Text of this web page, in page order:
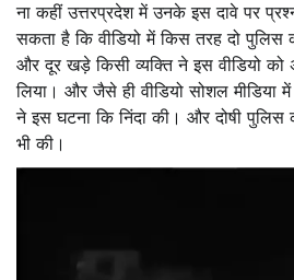
ना कहीं उत्तरप्रदेश में उनके इस दावे पर
सकता है कि वीडियो में किस तरह दो पुलिस
और दूर खड़े किसी व्यक्ति ने इस वीडियो
लिया। और जैसे ही वीडियो सोशल मीडिया
ने इस घटना कि निंदा की। और दोषी पुलिस
भी की।